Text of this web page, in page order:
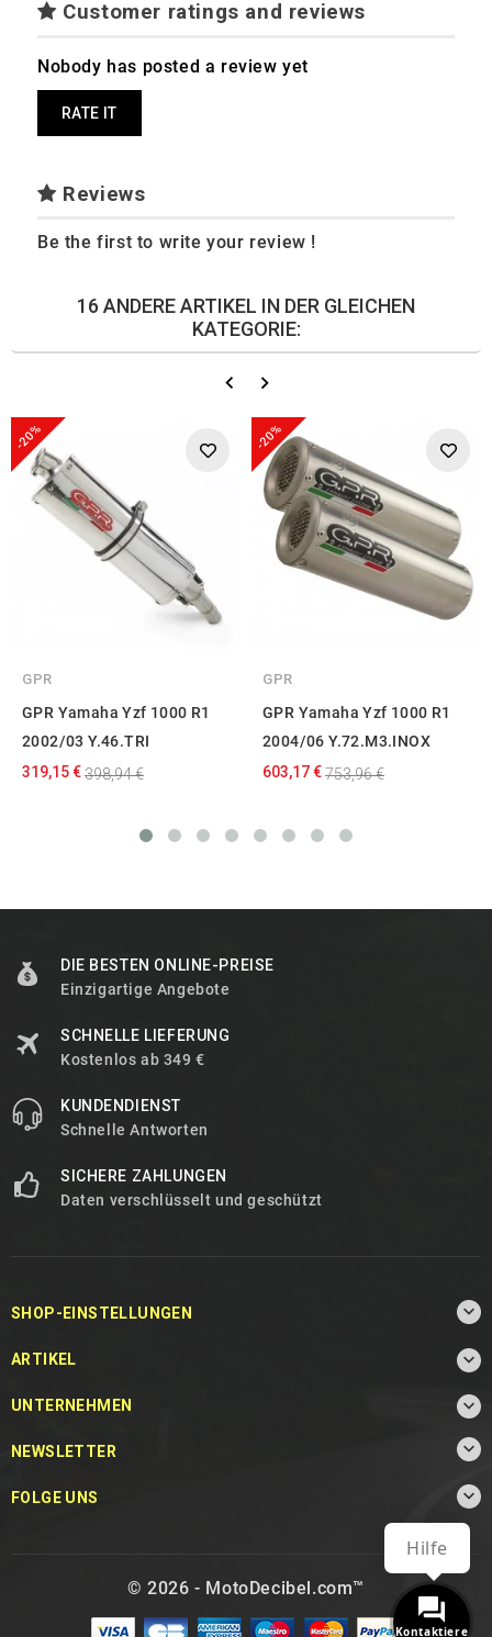
Customer ratings and reviews
Nobody has posted a review yet
RATE IT
Reviews
Be the first to write your review !
16 ANDERE ARTIKEL IN DER GLEICHEN
KATEGORIE:
-20%
GPR
GPR Yamaha Yzf 1000 R1
2002/03 Y.46.TRI
319,15 €398,94 €
-20%
GPR
GPR Yamaha Yzf 1000 R1
2004/06 Y.72.M3.INOX
603,17 €753,96 €
DIE BESTEN ONLINE-PREISE
Einzigartige Angebote
SCHNELLE LIEFERUNG
Kostenlos ab 349 €
KUNDENDIENST
Schnelle Antworten
SICHERE ZAHLUNGEN
Daten verschlüsselt und geschützt
SHOP-EINSTELLUNGEN 
ARTIKEL 
UNTERNEHMEN 
NEWSLETTER 
FOLGE UNS 
© 2026 - MotoDecibel.com™
Kontaktiere
Hilfe